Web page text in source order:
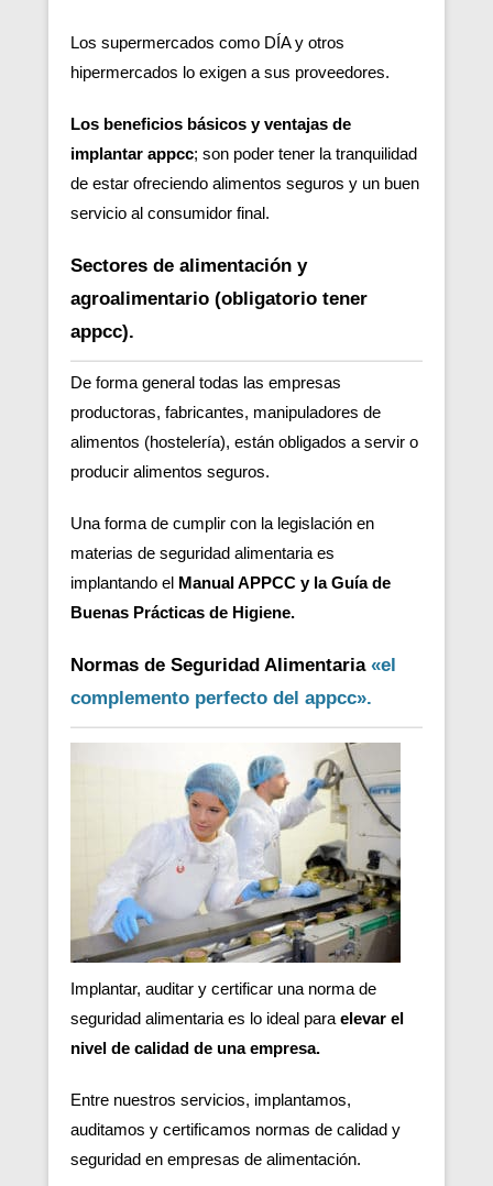
Los supermercados como DÍA y otros
hipermercados lo exigen a sus proveedores.
Los beneficios básicos y ventajas de
implantar appcc; son poder tener la tranquilidad
de estar ofreciendo alimentos seguros y un buen
servicio al consumidor final.
Sectores de alimentación y
agroalimentario (obligatorio tener
appcc).
De forma general todas las empresas
productoras, fabricantes, manipuladores de
alimentos (hostelería), están obligados a servir o
producir alimentos seguros.
Una forma de cumplir con la legislación en
materias de seguridad alimentaria es
implantando el Manual APPCC y la Guía de
Buenas Prácticas de Higiene.
Normas de Seguridad Alimentaria «el
complemento perfecto del appcc».
Implantar, auditar y certificar una norma de
seguridad alimentaria es lo ideal para elevar el
nivel de calidad de una empresa.
Entre nuestros servicios, implantamos,
auditamos y certificamos normas de calidad y
seguridad en empresas de alimentación.